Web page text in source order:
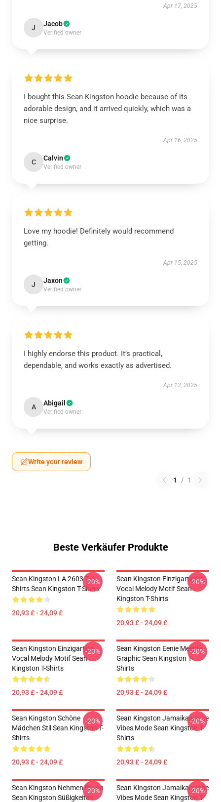
Apr 17, 2025
J Jacob
Verified owner
I bought this Sean Kingston hoodie because of its
adorable design, and it arrived quickly, which was a
nice surprise.
Apr 16, 2025
C Calvin
Verified owner
Love my hoodie! Definitely would recommend
getting.
Apr 15, 2025
J Jaxon
Verified owner
I highly endorse this product. It’s practical,
dependable, and works exactly as advertised.
Apr 13, 2025
A Abigail
Verified owner
Write your review
1 / 1
Beste Verkäufer Produkte
Sean Kingston LA 2603 T-
Shirts Sean Kingston T-Shirts
20,93 £ - 24,09 £
-20%
Sean Kingston Einzigartige
Vocal Melody Motif Sean
Kingston T-Shirts
20,93 £ - 24,09 £
-20%
Sean Kingston Einzigartige
Vocal Melody Motif Sean
Kingston T-Shirts
20,93 £ - 24,09 £
-20%
Sean Kingston Eenie Meenie
Graphic Sean Kingston T-
Shirts
20,93 £ - 24,09 £
-20%
Sean Kingston Schöne
Mädchen Stil Sean Kingston T-
Shirts
20,93 £ - 24,09 £
-20%
Sean Kingston Jamaikanische
Vibes Mode Sean Kingston T-
Shirts
20,93 £ - 24,09 £
-20%
Sean Kingston Nehmen Sie An
Sean Kingston Süßigkeiten
-20%
Sean Kingston Jamaikanische
Vibes Mode Sean Kingston T-
-20%